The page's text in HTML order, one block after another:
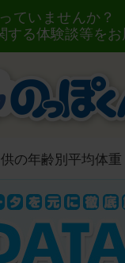
ていませんか
する体験談等を
の年齢別平均体